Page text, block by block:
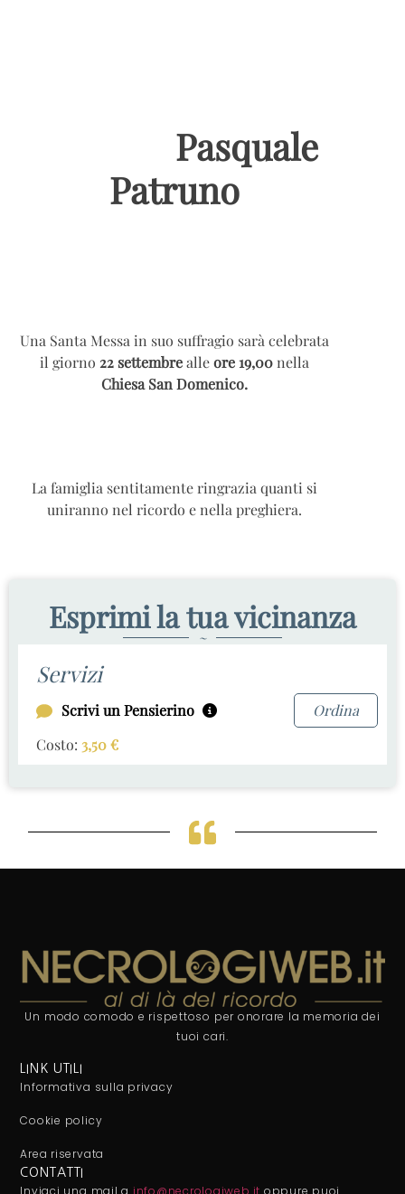
Pasquale
Patruno
Una Santa Messa in suo suffragio sarà celebrata
il giorno 22 settembrealleore 19,00 nella
Chiesa San Domenico.
La famiglia sentitamente ringrazia quanti si
uniranno nel ricordo e nella preghiera.
Esprimi la tua vicinanza
~
Servizi
Scrivi un Pensierino
Ordina
Costo: 3,50€
Un modo comodo e rispettoso per onorare la memoria dei
tuoi cari.
LINK UTILI
Informativa sulla privacy
Cookie policy
Area riservata
CONTATTI
Inviaci una mail a info@necrologiweb.it oppure puoi